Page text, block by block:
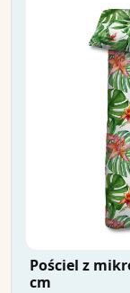
Pościel z
cm